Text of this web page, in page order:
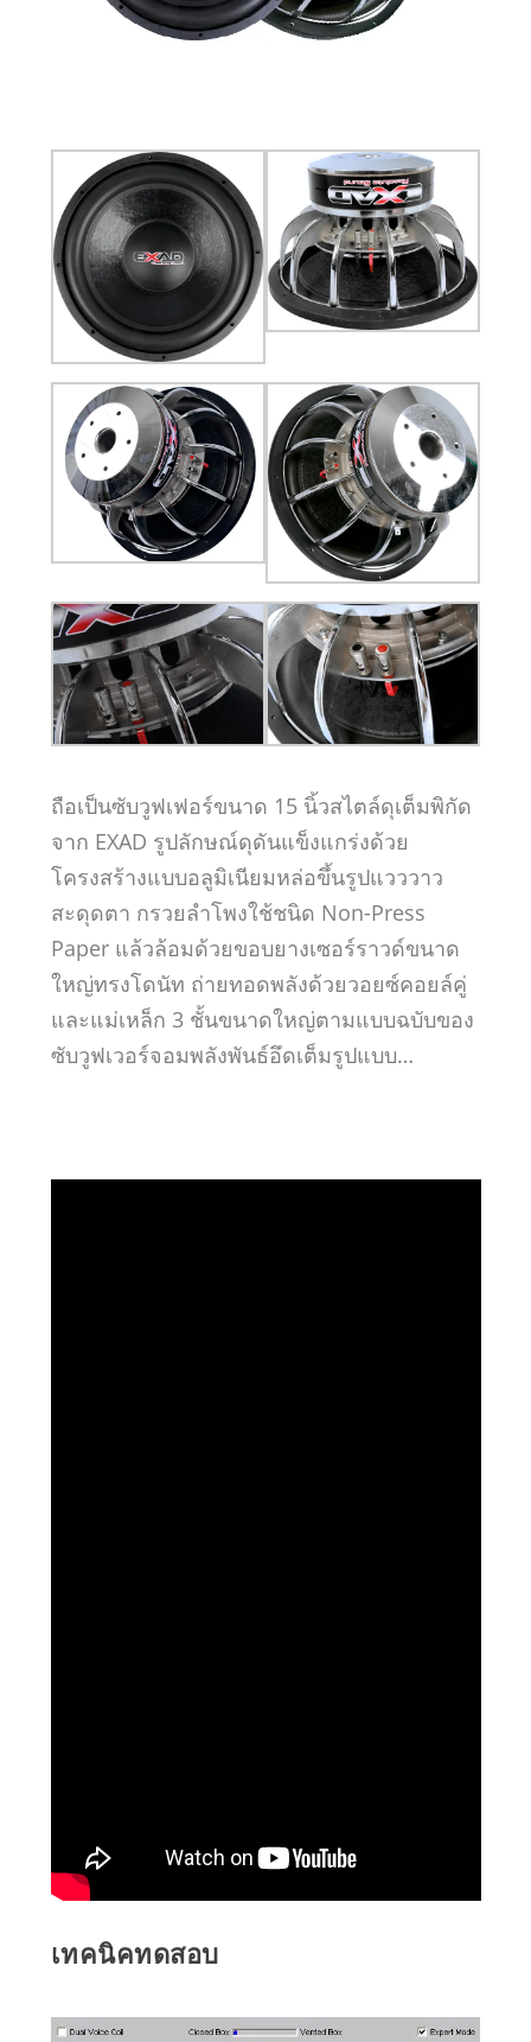
ถือเป็นซับวูฟเฟอร์ขนาด 15 นิ้วสไตล์ดุเต็มพิกัด
จาก EXAD รูปลักษณ์ดุดันแข็งแกร่งด้วย
โครงสร้างแบบอลูมิเนียมหล่อขึ้นรูปแวววาว
สะดุดตา กรวยลำโพงใช้ชนิด Non-Press
Paper แล้วล้อมด้วยขอบยางเซอร์ราวด์ขนาด
ใหญ่ทรงโดนัท ถ่ายทอดพลังด้วยวอยซ์คอยล์คู่
และแม่เหล็ก 3 ชั้นขนาดใหญ่ตามแบบฉบับของ
ซับวูฟเวอร์จอมพลังพันธ์อึดเต็มรูปแบบ…
เทคนิคทดสอบ